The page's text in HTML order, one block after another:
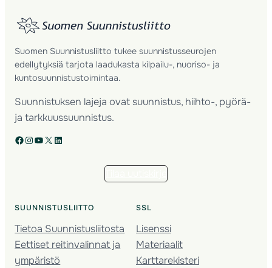
Suomen Suunnistusliitto tukee suunnistusseurojen
edellytyksiä tarjota laadukasta kilpailu-, nuoriso- ja
kuntosuunnistustoimintaa.
Suunnistuksen lajeja ovat suunnistus, hiihto-, pyörä-
ja tarkkuussuunnistus.
Facebook Instagram YouTube X LinkedIn
SUUNNISTUSLIITTO
Tietoa Suunnistusliitosta
Eettiset reitinvalinnat ja
ympäristö
SSL
Lisenssi
Materiaalit
Karttarekisteri